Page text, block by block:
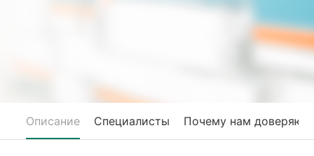
Описание Специалисты Почему нам доверяют